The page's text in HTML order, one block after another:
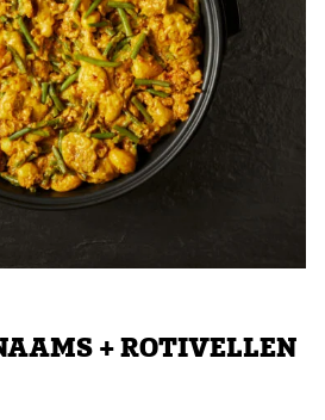
+ ROTIVELLEN